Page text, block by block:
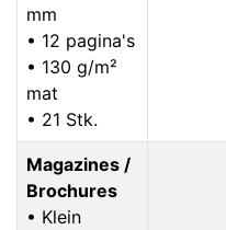
mm
• 12 pagina's
• 130 g/m²
mat
• 21 Stk.
Magazines /
Brochures
• Klein